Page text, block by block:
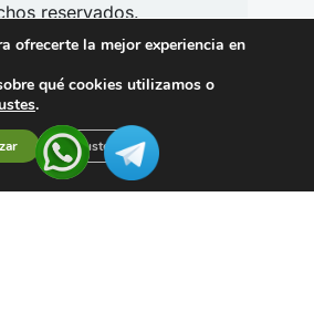
reservados.
ofrecerte la mejor experiencia en
qué cookies utilizamos o
.
Ajustes